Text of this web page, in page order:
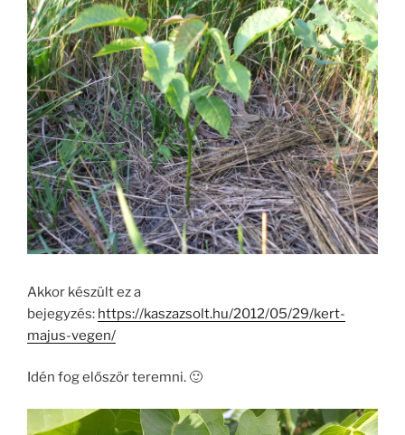
Akkor készült ez a
bejegyzés: https://kaszazsolt.hu/2012/05/29/kert-
majus-vegen/
Idén fog először teremni. 🙂